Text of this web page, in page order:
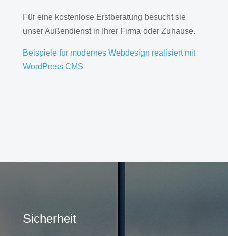
Für eine kostenlose Erstberatung besucht sie
unser Außendienst in Ihrer Firma oder Zuhause.
Beispiele für modernes Webdesign realisiert mit
WordPress CMS
Sicherheit